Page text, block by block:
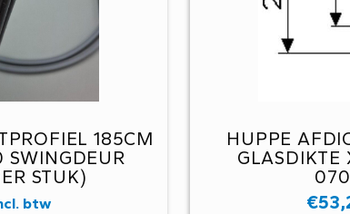
185CM
SWINGDEUR
STUK)
btw
HUPPE
€